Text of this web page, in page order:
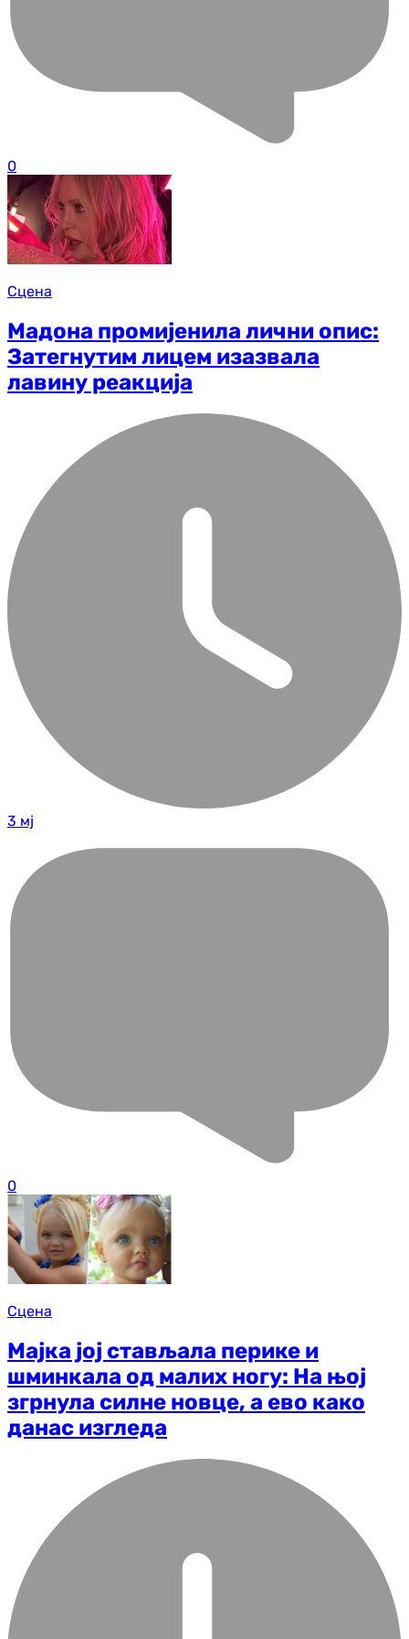
0
Сцена
Мадона промијенила лични опис:
Затегнутим лицем изазвала
лавину реакција
3 мј
0
Сцена
Мајка јој стављала перике и
шминкала од малих ногу: На њој
згрнула силне новце, а ево како
данас изгледа